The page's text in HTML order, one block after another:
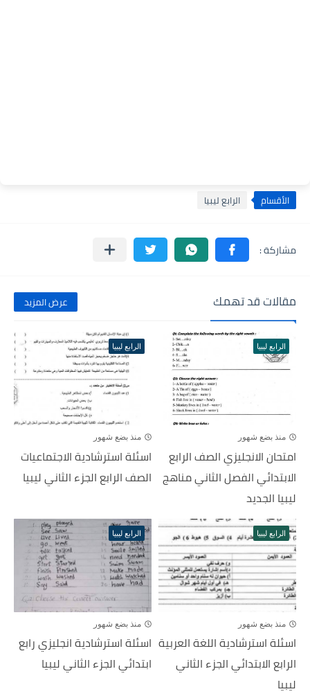
الأقسام الرابع ليبيا
مقالات قد تهمك عرض المزيد
الرابع ليبيا
منذ بضع شهور
امتحان الانجليزي الصف الرابع
الابتدائي الفصل الثاني مناهج
ليبيا الجديد
الرابع ليبيا
منذ بضع شهور
اسئلة استرشادية الاجتماعيات
الصف الرابع الجزء الثاني ليبيا
الرابع ليبيا
منذ بضع شهور
اسئلة استرشادية اللغة العربية
الرابع الابتدائي الجزء الثاني
ليبيا
الرابع ليبيا
منذ بضع شهور
اسئلة استرشادية انجليزي رابع
ابتدائي الجزء الثاني ليبيا